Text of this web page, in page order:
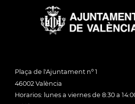
Plaça de l'Ajuntament nº 1
46002 València
Horarios: lunes a viernes de 8:30 a